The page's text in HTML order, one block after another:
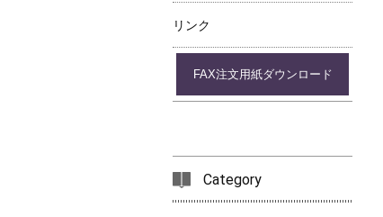
リンク
FAX注文用紙ダウンロード
Category